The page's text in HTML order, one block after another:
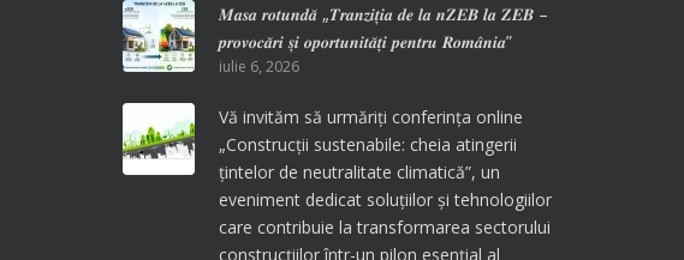
𝑴𝒂𝒔𝒂 𝒓𝒐𝒕𝒖𝒏𝒅𝒂̆ „𝑻𝒓𝒂𝒏𝒛𝒊𝒕̦𝒊𝒂 𝒅𝒆 𝒍𝒂 𝒏𝒁𝑬𝑩 𝒍𝒂 𝒁𝑬𝑩 –
𝒑𝒓𝒐𝒗𝒐𝒄𝒂̆𝒓𝒊 𝒔̦𝒊 𝒐𝒑𝒐𝒓𝒕𝒖𝒏𝒊𝒕𝒂̆𝒕̦𝒊 𝒑𝒆𝒏𝒕𝒓𝒖 𝑹𝒐𝒎𝒂̂𝒏𝒊𝒂”
iulie 6, 2026
Vă invităm să urmăriți conferința online
„Construcții sustenabile: cheia atingerii
țintelor de neutralitate climatică”, un
eveniment dedicat soluțiilor și tehnologiilor
care contribuie la transformarea sectorului
construcțiilor într-un pilon esențial al